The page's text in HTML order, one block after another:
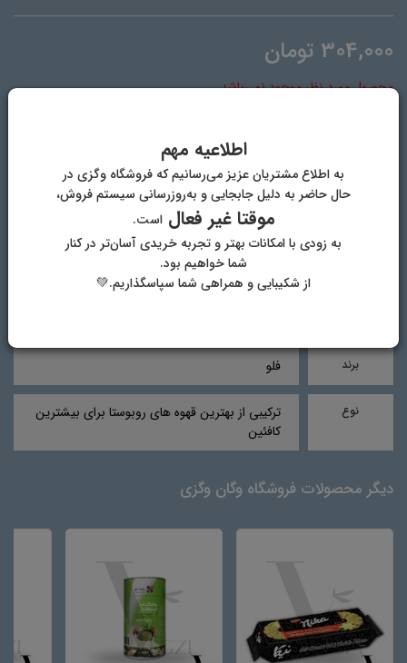
304,000 تومان
محصول مورد نظر موجود نمی‌باشد.
مشخصات دیدگاه‌ها
برند فلو
نوع
ترکیبی از بهترین قهوه های روبوستا برای بیشترین
کافئین
دیگر محصولات فروشگاه وگان وگزی
اطلاعیه مهم
به اطلاع مشتریان عزیز می‌رسانیم که فروشگاه وگزی در
حال حاضر به دلیل جابجایی و به‌روزرسانی سیستم فروش،
موقتا غیر فعالاست.
به زودی با امکانات بهتر و تجربه خریدی آسان‌تر در کنار
شما خواهیم بود.
از شکیبایی و همراهی شما سپاسگذاریم.💚